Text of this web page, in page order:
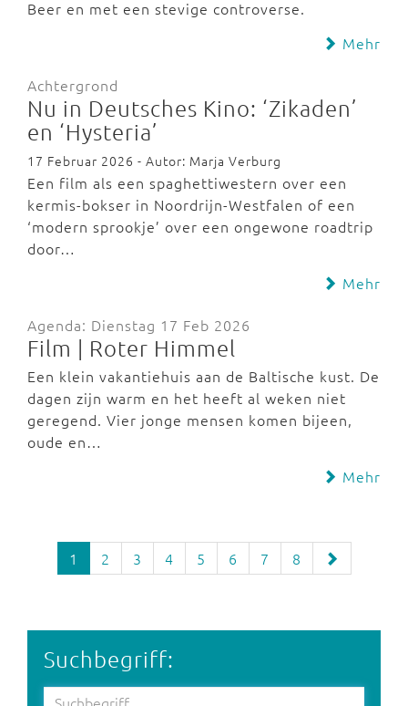
Beer en met een stevige controverse.
Mehr
Achtergrond
Nu in Deutsches Kino: ‘Zikaden’
en ‘Hysteria’
17 Februar 2026 - Autor: Marja Verburg
Een film als een spaghettiwestern over een
kermis-bokser in Noordrijn-Westfalen of een
‘modern sprookje’ over een ongewone roadtrip
door…
Mehr
Agenda: Dienstag 17 Feb 2026
Film | Roter Himmel
Een klein vakantiehuis aan de Baltische kust. De
dagen zijn warm en het heeft al weken niet
geregend. Vier jonge mensen komen bijeen,
oude en…
Mehr
1 2 3 4 5 6 7 8
Suchbegriff: